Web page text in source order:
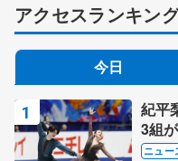
アクセスランキン
今日
紀平
3組
木下
ニュー